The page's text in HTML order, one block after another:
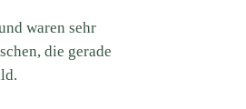
waren sehr
die gerade